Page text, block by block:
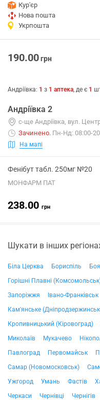
Кур'єр
Нова пошта
Укрпошта
190.00грн
Андріївка: 1 з 1 аптека, де є 1
Андріївка 2
с-ще Андріївка, вул.
Зачинено. Пн-Нд: 08:00-
На мапі
Фенібут табл. 250мг №20
МОНФАРМ ПАТ
238.00 грн
Шукати в інших
Біла Церква Бориспіль
Горішні Плавні
Запоріжжя
Івано-Франківськ
Кам'янське
Кропивницький (Кіровоград)
Миколаїв
Мукачево
Павлоград
Первомайськ
Самар (Новомосковськ)
Ужгород
Умань Фастів
Черкаси
Чернівці Чернігів